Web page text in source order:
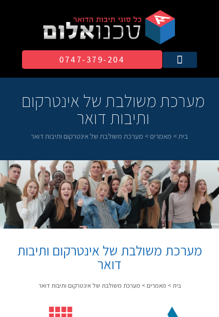
0747-379-204​
מערכת משולבת של אינטרקום
ותיבות דואר
בית> מאמרים > מערכת משולבת של אינטרקום ותיבות דואר
מערכת משולבת של אינטרקום ותיבות
דואר
בית> מאמרים > מערכת משולבת של אינטרקום ותיבות דואר